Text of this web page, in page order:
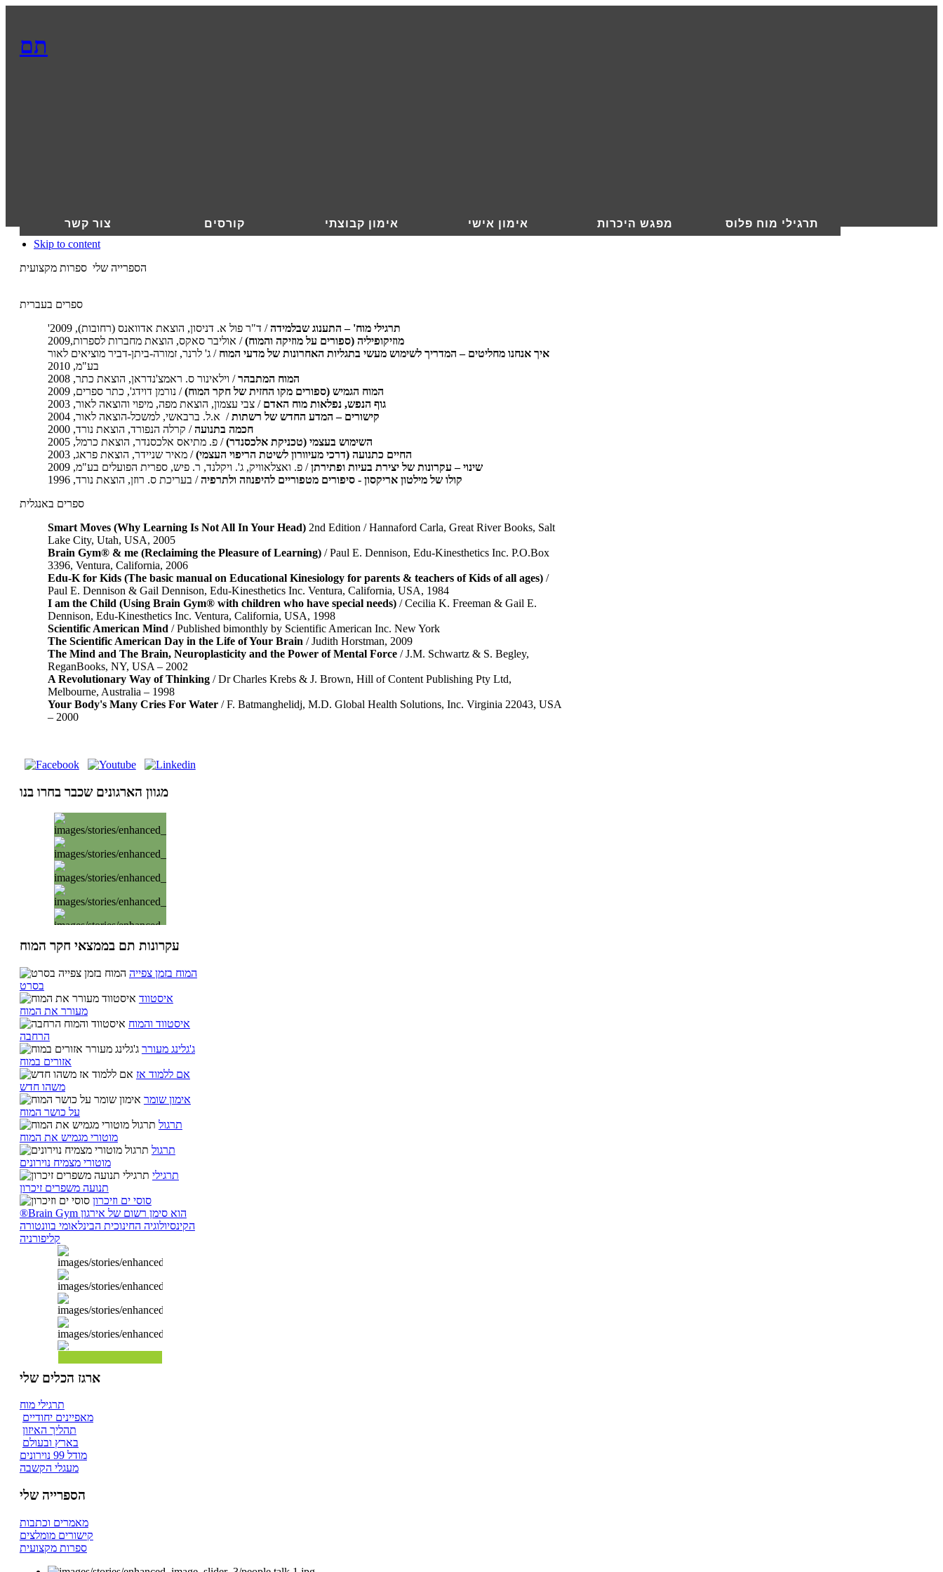
תם
צור קשר קורסים אימון קבוצתי אימון אישי מפגש היכרות
תרגילי מוח פלוס
Skip to content
הספרייה שלי ספרות מקצועית
ספרים בעברית
'
תרגילי מוח' – התענוג שבלמידה/ ד"ר פול א. דניסון, הוצאת אדוואנס (רחובות), 2009
מוזיקופיליה (ספורים על מוזיקה והמוח)/ אוליבר סאקס, הוצאת מחברות לספרות,2009
איך אנחנו מחליטים – המדריך לשימוש מעשי בתגליות האחרונות של מדעי המוח / ג' לרנר, זמורה-ביתן-דביר מוציאים לאור
בע"מ, 2010
המוח המתבהר/ וילאינור ס. ראמצ'נדראן, הוצאת כתר, 2008
המוח הגמיש (ספורים מקו החזית של חקר המוח)/ נורמן דוידג', כתר ספרים, 2009
גוף הנפש, נפלאות מוח האדם / צבי עצמון, הוצאת מפה, מיפוי והוצאה לאור, 2003
קישורים – המדע החדש של רשתות/ א.ל. ברבאשי, למשכל-הוצאה לאור, 2004
חכמה בתנועה/ קרלה הנפורד, הוצאת נורד, 2000
השימוש בעצמי (טכניקת אלכסנדר)/ פ. מתיאס אלכסנדר, הוצאת כרמל, 2005
החיים כתנועה (דרכי מעיוורון לשיטת הריפוי העצמי)/ מאיר שניידר, הוצאת פראג, 2003
שינוי – עקרונות של יצירת בעיות ופתירתן/ פ. ואצלאוויק, ג'. ויקלנד, ר. פיש, ספרית הפועלים בע"מ, 2009
קולו של מילטון אריקסון - סיפורים מטפוריים להיפנוזה ולתרפיה/ בעריכת ס. רוזן, הוצאת נורד, 1996
ספרים באנגלית
Smart Moves (Why Learning Is Not All In Your Head)2nd Edition / Hannaford Carla, Great River Books, Salt
Lake City, Utah, USA, 2005
Brain Gym® & me (Reclaiming the Pleasure of Learning)/ Paul E. Dennison, Edu-Kinesthetics Inc. P.O.Box
3396, Ventura, California, 2006
Edu-K for Kids (The basic manual on Educational Kinesiology for parents & teachers of Kids of all ages)/
Paul E. Dennison & Gail Dennison, Edu-Kinesthetics Inc. Ventura, California, USA, 1984
I am the Child (Using Brain Gym® with children who have special needs)/ Cecilia K. Freeman & Gail E.
Dennison, Edu-Kinesthetics Inc. Ventura, California, USA, 1998
Scientific American Mind / Published bimonthly by Scientific American Inc. New York
The Scientific American Day in the Life of Your Brain / Judith Horstman, 2009
The Mind and The Brain, Neuroplasticity and the Power of Mental Force/ J.M. Schwartz & S. Begley,
ReganBooks, NY, USA – 2002
A Revolutionary Way of Thinking/ Dr Charles Krebs & J. Brown, Hill of Content Publishing Pty Ltd,
Melbourne, Australia – 1998
Your Body's Many Cries For Water/ F. Batmanghelidj, M.D. Global Health Solutions, Inc. Virginia 22043, USA
– 2000
מגוון הארגונים שכבר בחרו בנו
עקרונות תם בממצאי חקר המוח
המוח בזמן צפייה
בסרט
איסטווד
מעורר את המוח
איסטווד והמוח
הרחבה
ג'גלינג מעורר
אזורים במוח
אם ללמוד אז
משהו חדש
אימון שומר
על כושר המוח
תרגול
מוטורי מגמיש את המוח
תרגול
מוטורי מצמיח נוירונים
תרגילי
תנועה משפרים זיכרון
סוסי ים וזיכרון
®Brain Gym הוא סימן רשום של אירגון
הקינסיולוגיה החינוכית הבינלאומי בוונטורה
קליפורניה
ארגז הכלים שלי
תרגילי מוח
מאפיינים יחודיים
תהליך האיזון
בארץ ובעולם
מודל 99 נוירונים
מעגלי הקשבה
הספרייה שלי
מאמרים וכתבות
קישורים מומלצים
ספרות מקצועית